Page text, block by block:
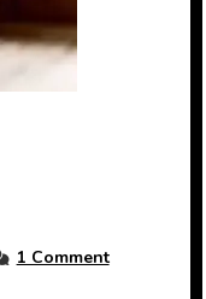
1 Comment